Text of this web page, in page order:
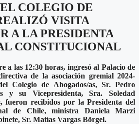
COLEGIO DE
VISITA
A LA PRESIDENTA
CONSTITUCIONAL
a las 12:30 horas, ingresó al Palacio de
de la asociación gremial 2024-
Colegio de Abogados/as, Sr. Pedro
y su Vicepresidenta, Sra. Soledad
fueron recibidos por la Presidenta del
de Chile, ministra Daniela Marzi
Sr. Matías Vargas Börgel.